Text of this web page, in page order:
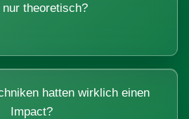
theoretisch?
hatten wirklich einen
Impact?